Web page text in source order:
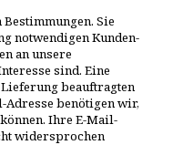
Sie
notwendigen Kunden-
an unsere
sind. Eine
beauftragten
benötigen wir,
Ihre E-Mail-
widersprochen